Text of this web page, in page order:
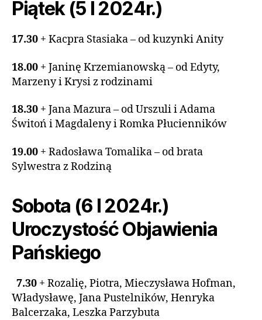
Piątek (5 I 2024r.)
17.30 + Kacpra Stasiaka – od kuzynki Anity
18.00 + Janinę Krzemianowską – od Edyty,
Marzeny i Krysi z rodzinami
18.30 + Jana Mazura – od Urszuli i Adama
Świtoń i Magdaleny i Romka Płucienników
19.00 + Radosława Tomalika – od brata
Sylwestra z Rodziną
Sobota (6 I 2024r.)
Uroczystość Objawienia
Pańskiego
7.30 + Rozalię, Piotra, Mieczysława Hofman,
Władysławę, Jana Pustelników, Henryka
Balcerzaka, Leszka Parzybuta